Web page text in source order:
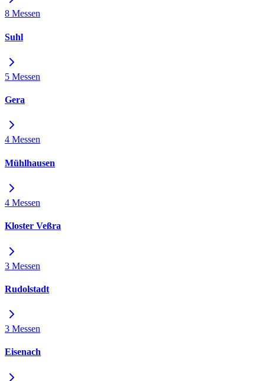
8 Messen
Suhl
5 Messen
Gera
4 Messen
Mühlhausen
4 Messen
Kloster Veßra
3 Messen
Rudolstadt
3 Messen
Eisenach